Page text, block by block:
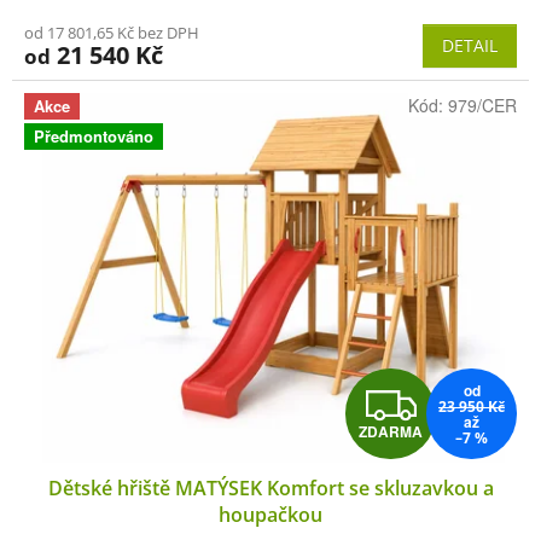
ů
M
A
od 17 801,65 Kč bez DPH
od 21 540 Kč DETAIL
Akce
Předmontováno
Z
D
A
ZDARMA
od
23 950 Kč
až
–7 %
Dětské hřiště MATÝSEK Komfort se skluzavkou a
houpačkou
Kód: 979/CER